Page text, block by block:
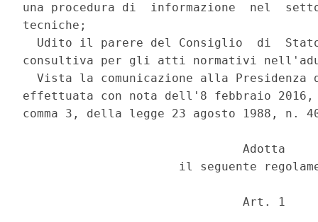
una procedura di  informazione  nel
tecniche;
Udito il parere del Consiglio  di
consultiva per gli atti normativi
Vista la comunicazione alla Presidenza
effettuata con nota dell'8 febbraio
comma 3, della legge 23 agosto 1988, n.
                               Adotta
il seguente
                               Art. 1